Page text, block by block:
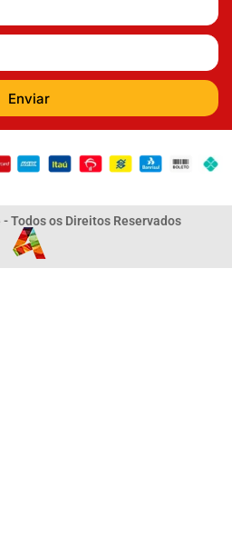
Enviar
Todos os Direitos Reservados